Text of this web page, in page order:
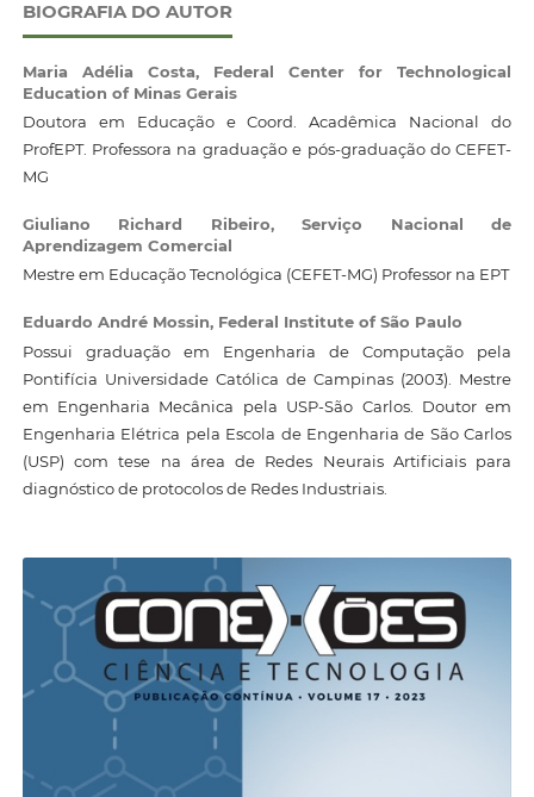
BIOGRAFIA DO AUTOR
Maria Adélia Costa, Federal Center for Technological
Education of Minas Gerais
Doutora em Educação e Coord. Acadêmica Nacional do
ProfEPT. Professora na graduação e pós-graduação do CEFET-
MG
Giuliano Richard Ribeiro,Serviço Nacional de
Aprendizagem Comercial
Mestre em Educação Tecnológica (CEFET-MG) Professor na EPT
Eduardo André Mossin, Federal Institute of São Paulo
Possui graduação em Engenharia de Computação pela
Pontifícia Universidade Católica de Campinas (2003). Mestre
em Engenharia Mecânica pela USP-São Carlos. Doutor em
Engenharia Elétrica pela Escola de Engenharia de São Carlos
(USP) com tese na área de Redes Neurais Artificiais para
diagnóstico de protocolos de Redes Industriais.